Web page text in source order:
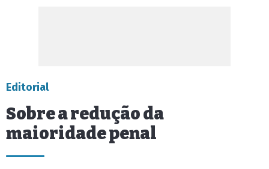
Editorial
Sobre a redução da
maioridade penal